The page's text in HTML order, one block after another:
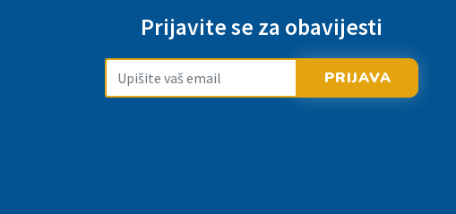
Prijavite se za obavijesti
PRIJAVA